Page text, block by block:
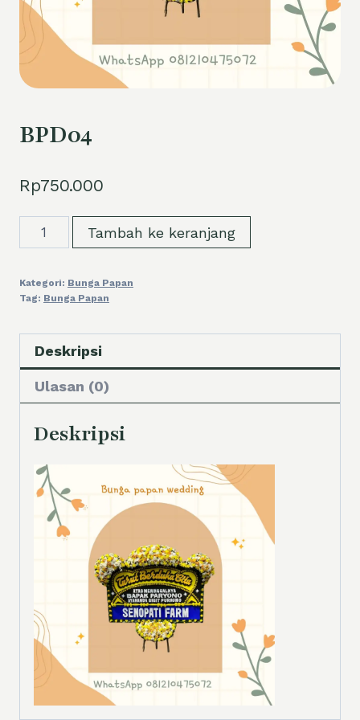
BPD04
Rp750.000
Kuantitas
BPD04
Tambah ke keranjang
Kategori: Bunga Papan
Tag: Bunga Papan
Deskripsi
Ulasan (0)
Deskripsi